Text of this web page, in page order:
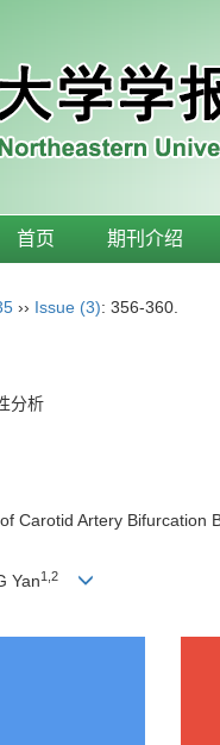
首页 期刊介绍
›› Issue (3): 356-360.
分析
Carotid Artery Bifurcation
Yan1,2